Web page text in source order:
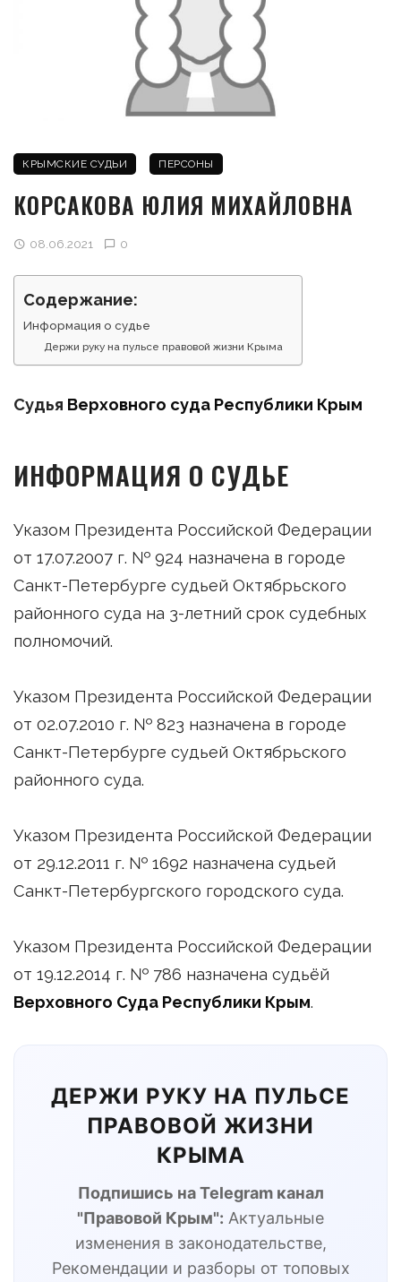
КРЫМСКИЕ СУДЬИ ПЕРСОНЫ
КОРСАКОВА ЮЛИЯ МИХАЙЛОВНА
08.06.2021 0
Содержание:
Информация о судье
Держи руку на пульсе правовой жизни Крыма
Судья Верховного суда Республики Крым
ИНФОРМАЦИЯ О СУДЬЕ
Указом Президента Российской Федерации
от 17.07.2007 г. № 924 назначена в городе
Санкт-Петербурге судьей Октябрьского
районного суда на 3-летний срок судебных
полномочий.
Указом Президента Российской Федерации
от 02.07.2010 г. № 823 назначена в городе
Санкт-Петербурге судьей Октябрьского
районного суда.
Указом Президента Российской Федерации
от 29.12.2011 г. № 1692 назначена судьей
Санкт-Петербургского городского суда.
Указом Президента Российской Федерации
от 19.12.2014 г. № 786 назначена судьёй
Верховного Суда Республики Крым.
ДЕРЖИ РУКУ НА ПУЛЬСЕ
ПРАВОВОЙ ЖИЗНИ
КРЫМА
Подпишись на Telegram канал
"Правовой Крым": Актуальные
изменения в законодательстве,
Рекомендации и разборы от топовых